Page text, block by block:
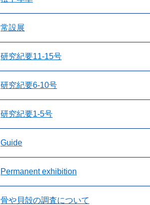
常設展
研究紀要11-15号
研究紀要6-10号
研究紀要1-5号
Guide
Permanent exhibition
骨や貝殻の調査について